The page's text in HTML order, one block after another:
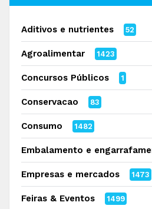
Aditivos e nutrientes 52
Agroalimentar 1423
Concursos Públicos 1
Conservacao 83
Consumo 1482
Embalamento e
Empresas e mercados 1473
Feiras & Eventos 1499